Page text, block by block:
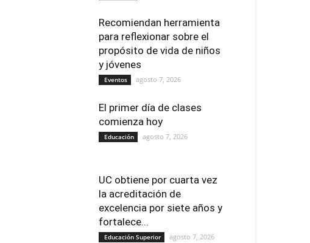
Recomiendan herramienta
para reflexionar sobre el
propósito de vida de niños
y jóvenes
Eventos agosto 7, 2026
El primer día de clases
comienza hoy
Educación agosto 7, 2026
UC obtiene por cuarta vez
la acreditación de
excelencia por siete años y
fortalece...
Educación Superior agosto 7, 2026